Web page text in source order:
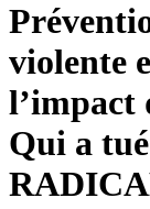
violente
l’impact
Qui a